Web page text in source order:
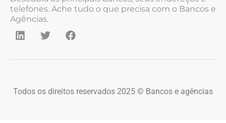
telefones. Ache tudo o que precisa com o Bancos e
Agências.
Todos os direitos reservados 2025 © Bancos e agências